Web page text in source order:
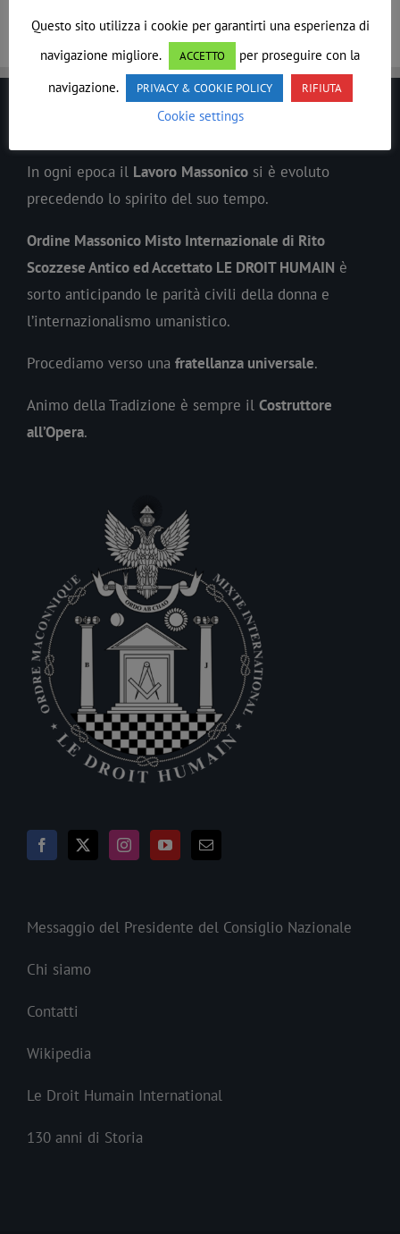
In ogni epoca il Lavoro Massonico si è evoluto
precedendo lo spirito del suo tempo.
Ordine Massonico Misto Internazionale di Rito
Scozzese Antico ed Accettato LE DROIT HUMAIN è
sorto anticipando le parità civili della donna e
l’internazionalismo umanistico.
Procediamo verso una fratellanza universale.
Animo della Tradizione è sempre il Costruttore
all’Opera.
Messaggio del Presidente del Consiglio Nazionale
Chi siamo
Contatti
Wikipedia
Le Droit Humain International
130 anni di Storia
Questo sito utilizza i cookie per garantirti una esperienza di
navigazione migliore.
ACCETTO
per proseguire con la
navigazione.
PRIVACY & COOKIE POLICY RIFIUTA
Cookie settings